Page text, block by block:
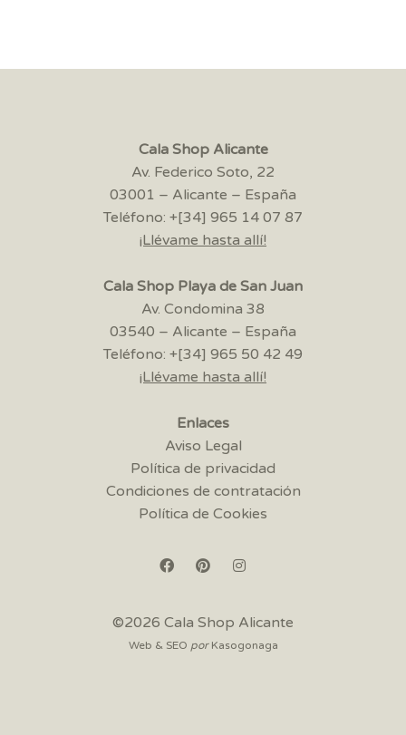
Cala Shop Alicante
Av. Federico Soto, 22
03001 – Alicante – España
Teléfono: +[34] 965 14 07 87
¡Llévame hasta allí!
Cala Shop Playa de San Juan
Av. Condomina 38
03540 – Alicante – España
Teléfono: +[34] 965 50 42 49
¡Llévame hasta allí!
Enlaces
Aviso Legal
Política de privacidad
Condiciones de contratación
Política de Cookies
©2026 Cala Shop Alicante
Web & SEO por Kasogonaga